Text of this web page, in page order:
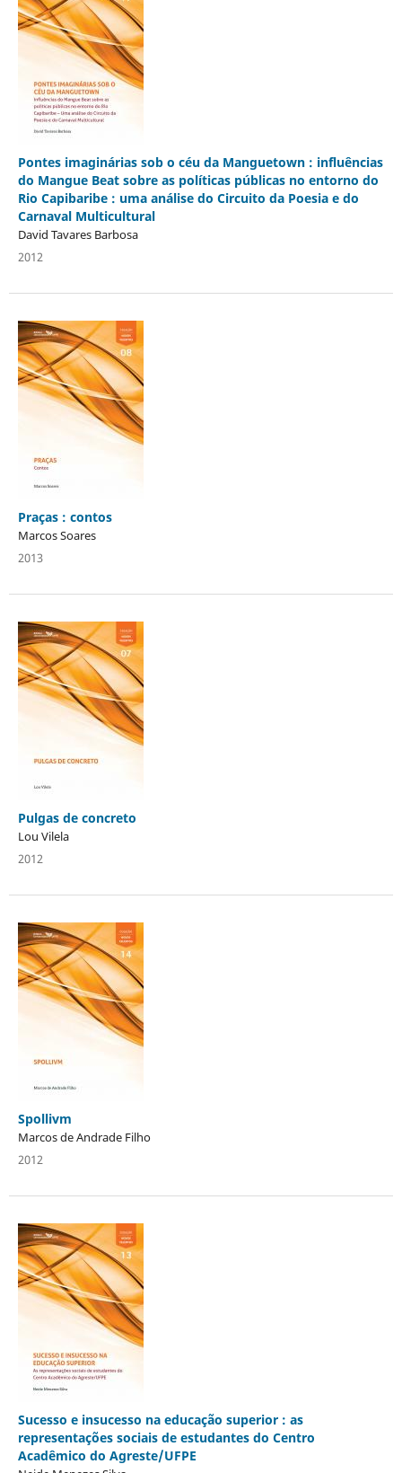
Pontes imaginárias sob o céu da Manguetown : influências
do Mangue Beat sobre as políticas públicas no entorno do
Rio Capibaribe : uma análise do Circuito da Poesia e do
Carnaval Multicultural
David Tavares Barbosa
2012
Praças : contos
Marcos Soares
2013
Pulgas de concreto
Lou Vilela
2012
Spollivm
Marcos de Andrade Filho
2012
Sucesso e insucesso na educação superior : as
representações sociais de estudantes do Centro
Acadêmico do Agreste/UFPE